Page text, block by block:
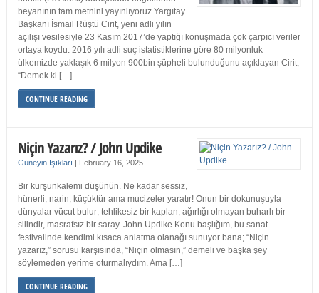
beyanının tam metnini yayınlıyoruz Yargıtay
Başkanı İsmail Rüştü Cirit, yeni adli yılın
açılışı vesilesiyle 23 Kasım 2017’de yaptığı konuşmada çok çarpıcı veriler
ortaya koydu. 2016 yılı adli suç istatistiklerine göre 80 milyonluk
ülkemizde yaklaşık 6 milyon 900bin şüpheli bulunduğunu açıklayan Cirit;
“Demek ki […]
CONTINUE READING
Niçin Yazarız? / John Updike
Güneyin Işıkları | February 16, 2025
Bir kurşunkalemi düşünün. Ne kadar sessiz,
hünerli, narin, küçüktür ama mucizeler yaratır! Onun bir dokunuşuyla
dünyalar vücut bulur; tehlikesiz bir kaplan, ağırlığı olmayan buharlı bir
silindir, masrafsız bir saray. John Updike Konu başlığım, bu sanat
festivalinde kendimi kısaca anlatma olanağı sunuyor bana; “Niçin
yazarız,” sorusu karşısında, “Niçin olmasın,” demeli ve başka şey
söylemeden yerime oturmalıydım. Ama […]
CONTINUE READING